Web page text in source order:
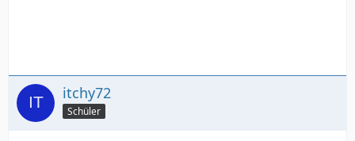
itchy72
Schüler